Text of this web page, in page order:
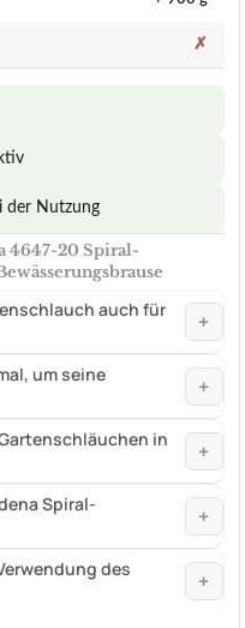
✗
der Nutzung
4647-20 Spiral-
auch für
+
um seine
+
in
+
Spiral-
+
des
+